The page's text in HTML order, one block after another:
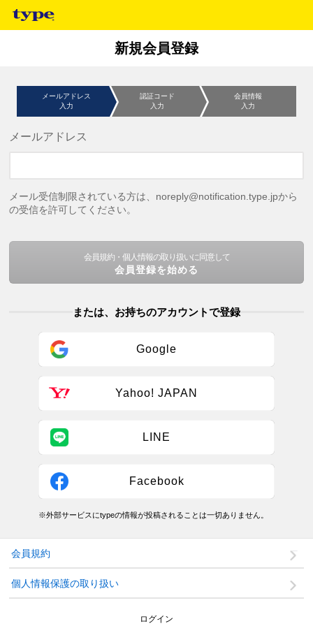
新規会員登録
メールアドレス
入力
認証コード
入力
会員情報
入力
メールアドレス
メール受信制限されている方は、noreply@notification.type.jpから
の受信を許可してください。
会員規約・個人情報の取り扱いに同意して
会員登録を始める
または、お持ちのアカウントで登録
Google
Yahoo! JAPAN
LINE
Facebook
※外部サービスにtypeの情報が投稿されることは一切ありません。
会員規約
個人情報保護の取り扱い
ログイン